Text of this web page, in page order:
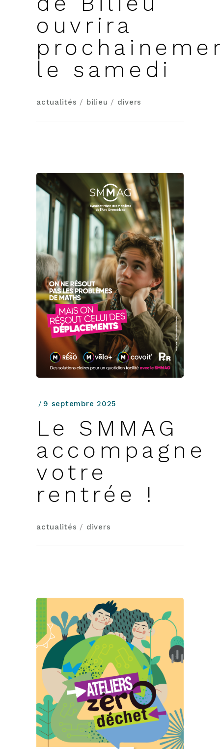
ouvrira
le samedi
actualités / bilieu / divers
9 septembre 2025
Le SMMAG
accompagne
votre
rentrée !
actualités / divers